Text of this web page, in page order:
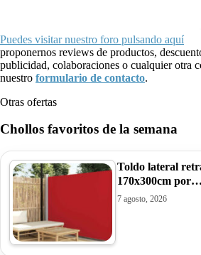
Puedes visitar nuestro foro pulsando aquí
proponernos reviews de productos,
publicidad, colaboraciones o cualquier otra
nuestro formulario de contacto.
Otras ofertas
Chollos favoritos de la semana
Toldo lateral
170x300cm por…
7 agosto, 2026